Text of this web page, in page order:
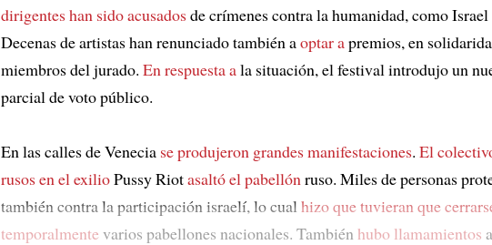
dirigentes han sido acusadosde crímenes contra la humanidad, como
Decenas de artistas han renunciado también aoptar apremios, en
miembros del jurado. En respuesta ala situación, el festival introdujo un
parcial de voto público.
En las calles de Venecia se produjeron grandes manifestaciones. El
rusos en el exilioPussy Riotasaltó el pabellónruso. Miles de personas
también contra la participación israelí, lo cual hizo que tuvieran que
temporalmentevarios pabellones nacionales. También hubo llamamientos